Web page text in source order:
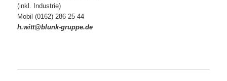
(inkl. Industrie)
Mobil (0162) 286 25 44
h.witt@blunk-gruppe.de